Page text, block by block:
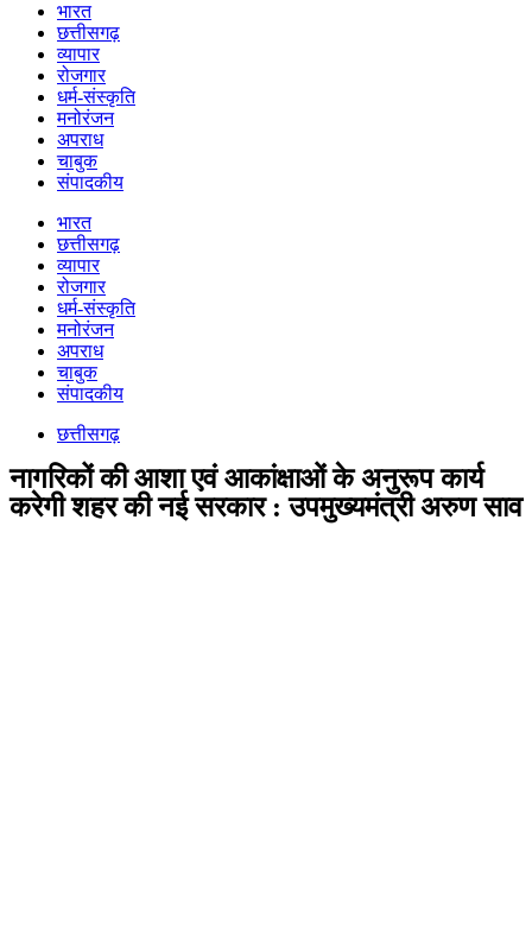
भारत
छत्तीसगढ़
व्यापार
रोजगार
धर्म-संस्कृति
मनोरंजन
अपराध
चाबुक
संपादकीय
भारत
छत्तीसगढ़
व्यापार
रोजगार
धर्म-संस्कृति
मनोरंजन
अपराध
चाबुक
संपादकीय
छत्तीसगढ़
नागरिकों की आशा एवं आकांक्षाओं के अनुरूप कार्य
करेगी शहर की नई सरकार : उपमुख्यमंत्री अरुण साव